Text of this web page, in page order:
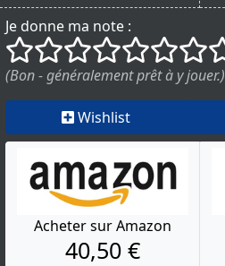
Je donne ma note :
()
() () () () () ()
(Bon - généralement prêt à y jouer.)
Wishlist
Acheter sur Amazon
40,50 €